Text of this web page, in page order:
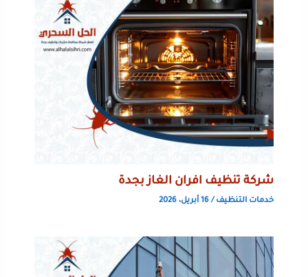
شركة تنظيف افران الغاز بجدة
خدمات التنظيف /16 أبريل، 2026